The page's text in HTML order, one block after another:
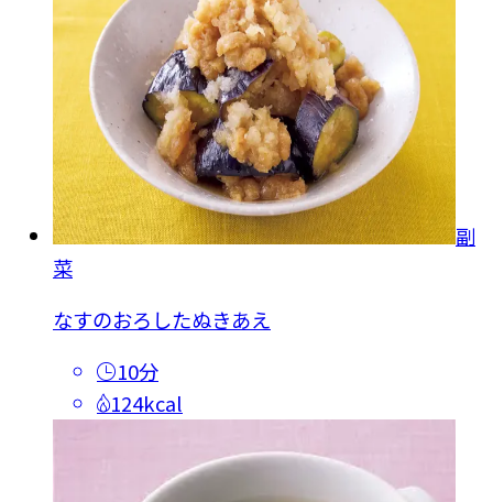
副
菜
なすのおろしたぬきあえ
10分
124kcal